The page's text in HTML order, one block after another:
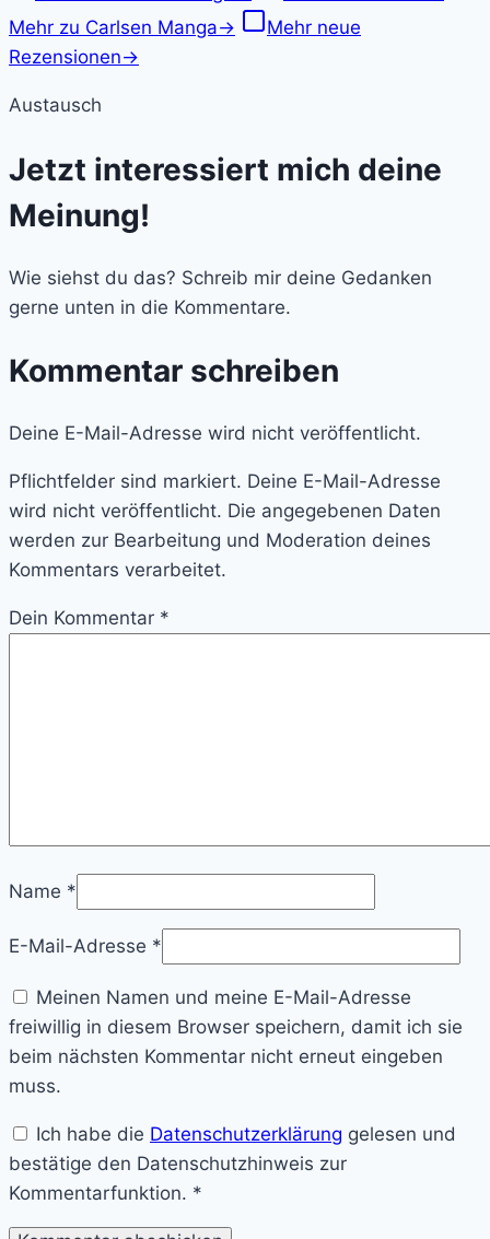
Mehr zu Carlsen Manga→
Mehr neue
Rezensionen→
Austausch
Jetzt interessiert mich deine
Meinung!
Wie siehst du das? Schreib mir deine Gedanken
gerne unten in die Kommentare.
Kommentar schreiben
Deine E-Mail-Adresse wird nicht veröffentlicht.
Pflichtfelder sind markiert. Deine E-Mail-Adresse
wird nicht veröffentlicht. Die angegebenen Daten
werden zur Bearbeitung und Moderation deines
Kommentars verarbeitet.
Dein Kommentar *
Name *
E-Mail-Adresse *
Meinen Namen und meine E-Mail-Adresse
freiwillig in diesem Browser speichern, damit ich sie
beim nächsten Kommentar nicht erneut eingeben
muss.
Ich habe die Datenschutzerklärung gelesen und
bestätige den Datenschutzhinweis zur
Kommentarfunktion. *